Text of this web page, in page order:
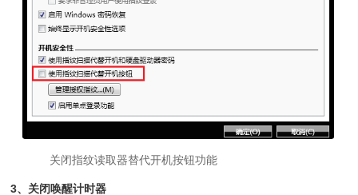
关闭指纹读取器替代开机按钮功能
3、关闭唤醒计时器